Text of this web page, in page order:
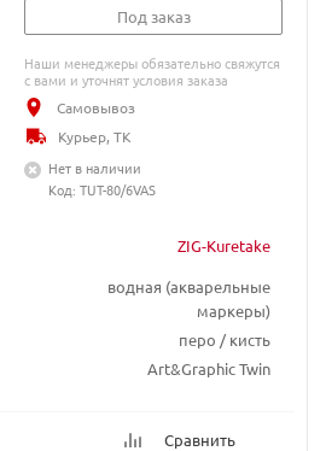
ZIG-Kuretake
водная (акварельные
маркеры)
перо / кисть
Art&Graphic Twin
Сравнить
Под заказ
Наши менеджеры обязательно свяжутся
с вами и уточнят условия заказа
Самовывоз
Курьер, ТК
Нет в наличии
Код: TUT-80/6VAS